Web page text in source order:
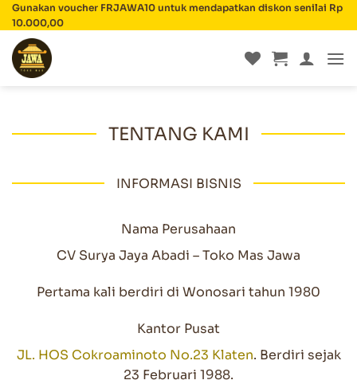
Skip
to
content
Gunakan voucher FRJAWA10 untuk mendapatkan diskon senilai Rp
10.000,00
TENTANG KAMI
INFORMASI BISNIS
Nama Perusahaan
CV Surya Jaya Abadi – Toko Mas Jawa
Pertama kali berdiri di Wonosari tahun 1980
Kantor Pusat
JL. HOS Cokroaminoto No.23 Klaten. Berdiri sejak
23 Februari 1988.